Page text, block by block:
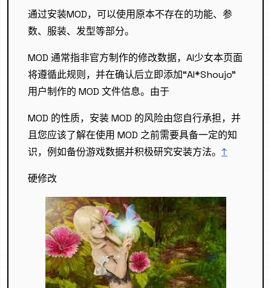
通过安装MOD，可以使用原本不存在的功能、参
数、服装、发型等部分。
MOD 通常指非官方制作的修改数据，AI少女本页面
将遵循此规则，并在确认后立即添加“AI*Shoujo”
用户制作的 MOD 文件信息。由于
MOD 的性质，安装 MOD 的风险由您自行承担，并
且您应该了解在使用 MOD 之前需要具备一定的知
识，例如备份游戏数据并积极研究安装方法。 ↑
硬修改